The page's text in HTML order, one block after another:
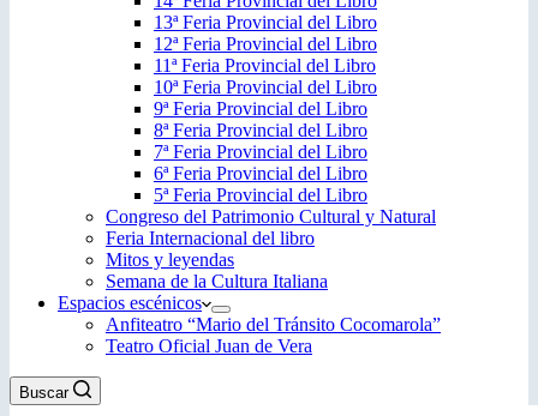
13ª Feria Provincial del Libro
12ª Feria Provincial del Libro
11ª Feria Provincial del Libro
10ª Feria Provincial del Libro
9ª Feria Provincial del Libro
8ª Feria Provincial del Libro
7ª Feria Provincial del Libro
6ª Feria Provincial del Libro
5ª Feria Provincial del Libro
Congreso del Patrimonio Cultural y Natural
Feria Internacional del libro
Mitos y leyendas
Semana de la Cultura Italiana
Espacios escénicos
Anfiteatro “Mario del Tránsito Cocomarola”
Teatro Oficial Juan de Vera
Buscar